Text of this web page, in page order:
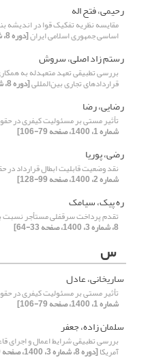
رحیمی، فتح اله
مقایسه نظریه تفکیک قوا در اندیشه
اساسی جمهوری اسلامی ایران[دوره 8، شماره 3، 1400، صفحه 117-128]
رستم زاد اصلی، سروش
بررسی تطبیقی تعهد متعهدله به
قراردادهای تجاری بین‌المللی[دوره 8، شماره 1، 1400، صفحه 259-288]
رضایی، رضا
تأثیر مستی بر مسئولیت کیفری در
شماره 1، 1400، صفحه 79-106]
رضی، پوریا
نقد وضعیت قابلیت ابطال قرارداد در
شماره 2، 1400، صفحه 99-128]
ره پیک، سیامک
تقدم پرداخت سرقفلی مستأجر نسبت
8، شماره 3، 1400، صفحه 33-64]
س
ساریخانی، عادل
تأثیر مستی بر مسئولیت کیفری در
شماره 1، 1400، صفحه 79-106]
سلمان زاده، جعفر
بررسی تطبیقی شرایط اعمال و اجرای
آمریکا[دوره 8، شماره 3، 1400، صفحه 139-166]